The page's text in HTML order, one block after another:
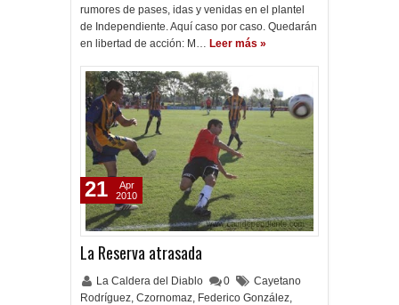
rumores de pases, idas y venidas en el plantel
de Independiente. Aquí caso por caso. Quedarán
en libertad de acción: M… Leer más »
La Reserva atrasada
La Caldera del Diablo 0
Cayetano
Rodríguez, Czornomaz, Federico González,
21
Apr
2010